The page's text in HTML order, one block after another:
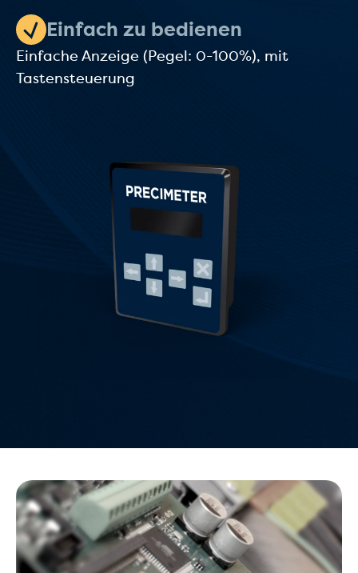
Einfach zu bedienen
Einfache Anzeige (Pegel: 0-100%), mit
Tastensteuerung